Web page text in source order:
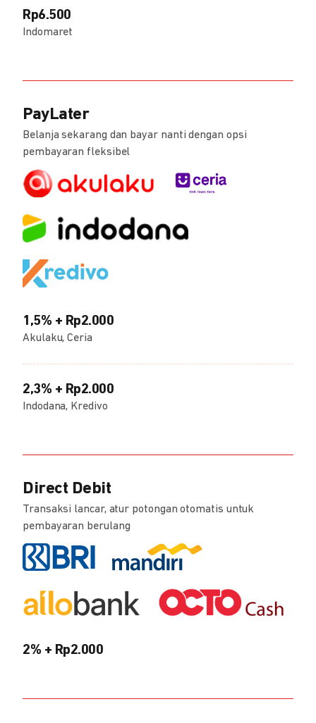
Rp6.500
Indomaret
PayLater
Belanja sekarang dan bayar nanti dengan opsi
pembayaran fleksibel
1,5% + Rp2.000
Akulaku, Ceria
2,3% + Rp2.000
Indodana, Kredivo
Direct Debit
Transaksi lancar, atur potongan otomatis untuk
pembayaran berulang
2% + Rp2.000